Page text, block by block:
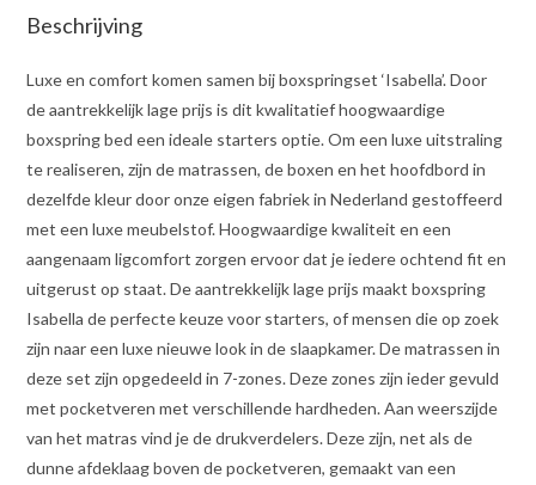
Beschrijving
Luxe en comfort komen samen bij boxspringset ‘Isabella’. Door
de aantrekkelijk lage prijs is dit kwalitatief hoogwaardige
boxspring bed een ideale starters optie. Om een luxe uitstraling
te realiseren, zijn de matrassen, de boxen en het hoofdbord in
dezelfde kleur door onze eigen fabriek in Nederland gestoffeerd
met een luxe meubelstof. Hoogwaardige kwaliteit en een
aangenaam ligcomfort zorgen ervoor dat je iedere ochtend fit en
uitgerust op staat. De aantrekkelijk lage prijs maakt boxspring
Isabella de perfecte keuze voor starters, of mensen die op zoek
zijn naar een luxe nieuwe look in de slaapkamer. De matrassen in
deze set zijn opgedeeld in 7-zones. Deze zones zijn ieder gevuld
met pocketveren met verschillende hardheden. Aan weerszijde
van het matras vind je de drukverdelers. Deze zijn, net als de
dunne afdeklaag boven de pocketveren, gemaakt van een